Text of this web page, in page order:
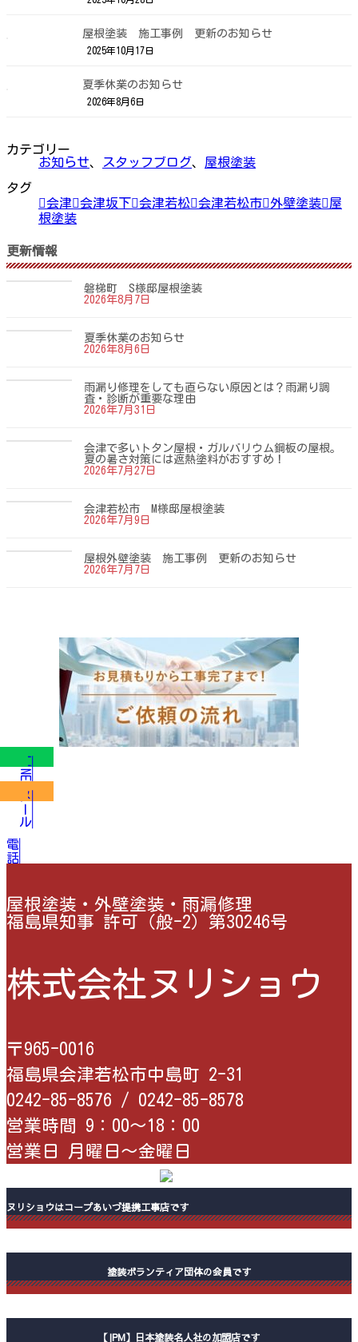
屋根塗装 施工事例 更新のお知らせ
2025年10月17日
夏季休業のお知らせ
2026年8月6日
カテゴリー
お知らせ、 スタッフブログ、 屋根塗装
タグ
会津
会津坂下 会津若松 会津若松市 外壁塗装
屋
根塗装
更新情報
磐梯町 S様邸屋根塗装
2026年8月7日
夏季休業のお知らせ
2026年8月6日
雨漏り修理をしても直らない原因とは？雨漏り調
査・診断が重要な理由
2026年7月31日
会津で多いトタン屋根・ガルバリウム鋼板の屋根。
夏の暑さ対策には遮熱塗料がおすすめ！
2026年7月27日
会津若松市 M様邸屋根塗装
2026年7月9日
屋根外壁塗装 施工事例 更新のお知らせ
2026年7月7日
LINE
メール
電話
屋根塗装・外壁塗装・雨漏修理
福島県知事 許可（般-2）第30246号
株式会社ヌリショウ
〒965-0016
福島県会津若松市中島町 2-31
0242-85-8576 / 0242-85-8578
営業時間 9：00〜18：00
営業日 月曜日〜金曜日
ヌリショウはコープあいづ提携工事店です
塗装ボランティア団体の会員です
【JPM】日本塗装名人社の加盟店です